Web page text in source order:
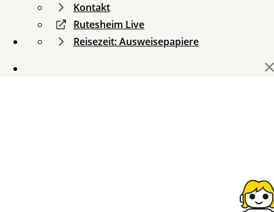
Kontakt
Rutesheim Live
Reisezeit: Ausweisepapiere